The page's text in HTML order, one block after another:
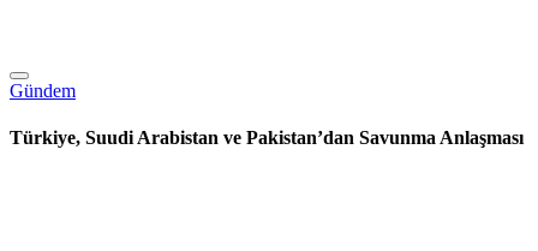
Gündem
Türkiye, Suudi Arabistan ve Pakistan’dan Savunma Anlaşması